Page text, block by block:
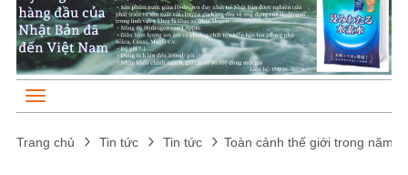
Trang chủ Tin tức Tin tức Toàn cảnh thế giới trong năm